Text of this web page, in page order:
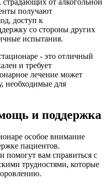
от алкогольной
получают
доступ к
со стороны других
испытания.
- это отличный
и требует
лечение может
необходимые для
и поддержка
особое внимание
пациентов.
помогут вам справиться с
трудностями, которые